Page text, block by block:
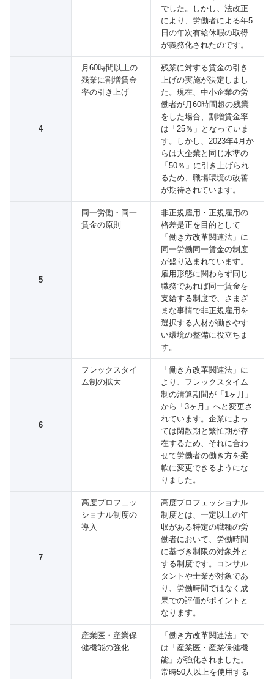
でした。しかし、法改正
により、労働者による年5
日の年次有給休暇の取得
が義務化されたのです。
4
月60時間以上の
残業に割増賃金
率の引き上げ
残業に対する賃金の引き
上げの実施が決定しまし
た。現在、中小企業の労
働者が月60時間超の残業
をした場合、割増賃金率
は「25％」となっていま
す。しかし、2023年4月か
らは大企業と同じ水準の
「50％」に引き上げられ
るため、職場環境の改善
が期待されています。
5
同一労働・同一
賃金の原則
非正規雇用・正規雇用の
格差是正を目的として
「働き方改革関連法」に
同一労働同一賃金の制度
が盛り込まれています。
雇用形態に関わらず同じ
職務であれば同一賃金を
支給する制度で、さまざ
まな事情で非正規雇用を
選択する人材が働きやす
い環境の整備に役立ちま
す。
6
フレックスタイ
ム制の拡大
「働き方改革関連法」に
より、フレックスタイム
制の清算期間が「1ヶ月」
から「3ヶ月」へと変更さ
れています。企業によっ
ては閑散期と繁忙期が存
在するため、それに合わ
せて労働者の働き方を柔
軟に変更できるようにな
りました。
7
高度プロフェッ
ショナル制度の
導入
高度プロフェッショナル
制度とは、一定以上の年
収がある特定の職種の労
働者において、労働時間
に基づき制限の対象外と
する制度です。コンサル
タントや士業が対象であ
り、労働時間ではなく成
果での評価がポイントと
なります。
産業医・産業保
健機能の強化
「働き方改革関連法」で
は「産業医・産業保健機
能」が強化されました。
常時50人以上を使用する